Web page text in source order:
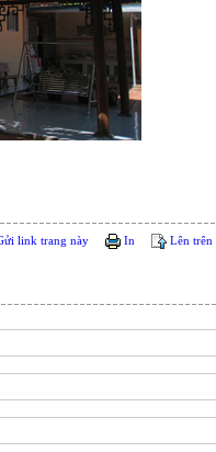
link trang này In Lên trên